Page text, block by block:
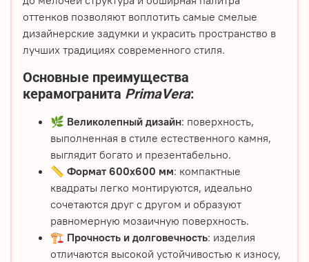
оттенков позволяют воплотить самые смелые
дизайнерские задумки и украсить пространство в
лучших традициях современного стиля.
Основные преимущества
керамогранита PrimaVera:
🌿 Великолепный дизайн: поверхность,
выполненная в стиле естественного камня,
выглядит богато и презентабельно.
📏 Формат 600х600 мм: компактные
квадраты легко монтируются, идеально
сочетаются друг с другом и образуют
равномерную мозаичную поверхность.
🏗️ Прочность и долговечность: изделия
отличаются высокой устойчивостью к износу,